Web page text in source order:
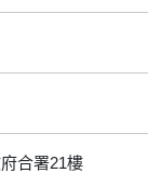
合署21樓